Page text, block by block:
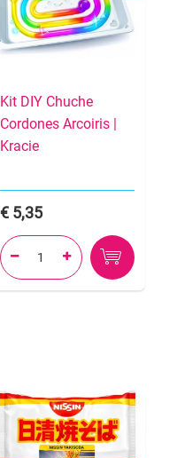
Kit DIY Chuche
Cordones Arcoiris |
Kracie
5,35
 